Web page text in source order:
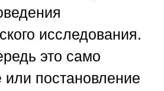
исследования.
это само
постановление